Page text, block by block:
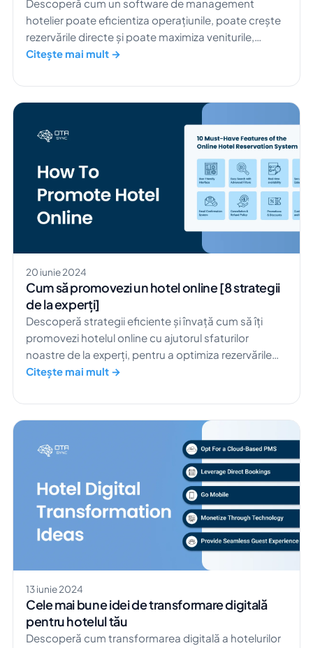
Descoperă cum un software de management
hotelier poate eficientiza operațiunile, poate crește
rezervările directe și poate maximiza veniturile,
pentru a-ți dezvolta afacerea cu adevărat.
Citește mai mult →
20 iunie 2024
Cum să promovezi un hotel online [8 strategii
de la experți]
Descoperă strategii eficiente și învață cum să îți
promovezi hotelul online cu ajutorul sfaturilor
noastre de la experți, pentru a optimiza rezervările
directe și a maximiza veniturile.
Citește mai mult →
13 iunie 2024
Cele mai bune idei de transformare digitală
pentru hotelul tău
Descoperă cum transformarea digitală a hotelurilor